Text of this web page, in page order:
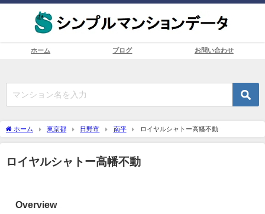
ホーム ブログ お問い合わせ
ホーム 東京都 日野市 南平 ロイヤルシャトー高幡不動
ロイヤルシャトー高幡不動
Overview